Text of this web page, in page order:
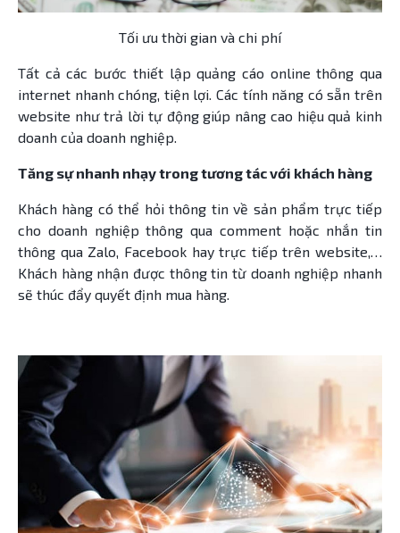
Tối ưu thời gian và chi phí
Tất cả các bước thiết lập quảng cáo online thông qua
internet nhanh chóng, tiện lợi. Các tính năng có sẵn trên
website như trả lời tự động giúp nâng cao hiệu quả kinh
doanh của doanh nghiệp.
Tăng sự nhanh nhạy trong tương tác với khách hàng
Khách hàng có thể hỏi thông tin về sản phẩm trực tiếp
cho doanh nghiệp thông qua comment hoặc nhắn tin
thông qua Zalo, Facebook hay trực tiếp trên website,…
Khách hàng nhận được thông tin từ doanh nghiệp nhanh
sẽ thúc đẩy quyết định mua hàng.